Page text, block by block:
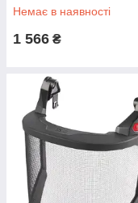
Немає в наявності
1 566 ₴